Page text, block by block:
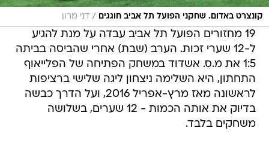
קונצרט באדום. שחקני הפועל תל אביב חוגגים / דני מרון
19 מחזורים הפועל תל אביב עבדה על מנת להגיע
ל-12 שערי זכות. הערב (שבת) אחרי שהביסה בביתה
1:5 את מ.ס. אשדוד במשחק הפתיחה של הפלייאוף
התחתון, היא השלימה ניצחון ליגה שלישי ברציפות
לראשונה מאז מרץ-אפריל 2016, ועל הדרך כבשה
בדיוק את אותה הכמות - 12 שערים, בשלושה
משחקים בלבד.